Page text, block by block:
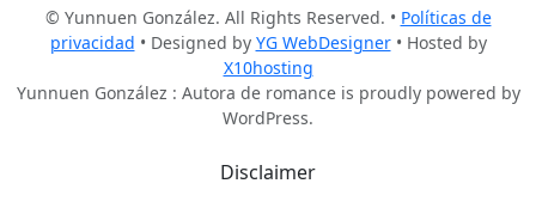
© Yunnuen González. All Rights Reserved. • Políticas de
privacidad • Designed by YG WebDesigner• Hosted by
X10hosting
Yunnuen González : Autora de romance is proudly powered by
WordPress.
Disclaimer